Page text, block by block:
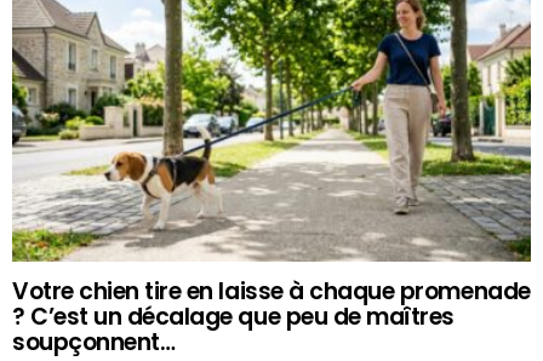
Votre chien tire en laisse à chaque promenade
? C’est un décalage que peu de maîtres
soupçonnent…